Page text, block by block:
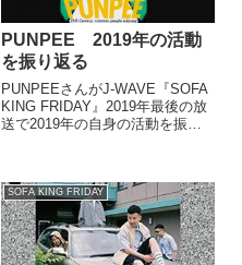
PUNPEE 2019年の活動
を振り返る
PUNPEEさんがJ-WAVE『SOFA
KING FRIDAY』2019年最後の放
送で2019年の自身の活動を振り
FRIDAY』。前半はゲストにI...
SOFA KING FRIDAY